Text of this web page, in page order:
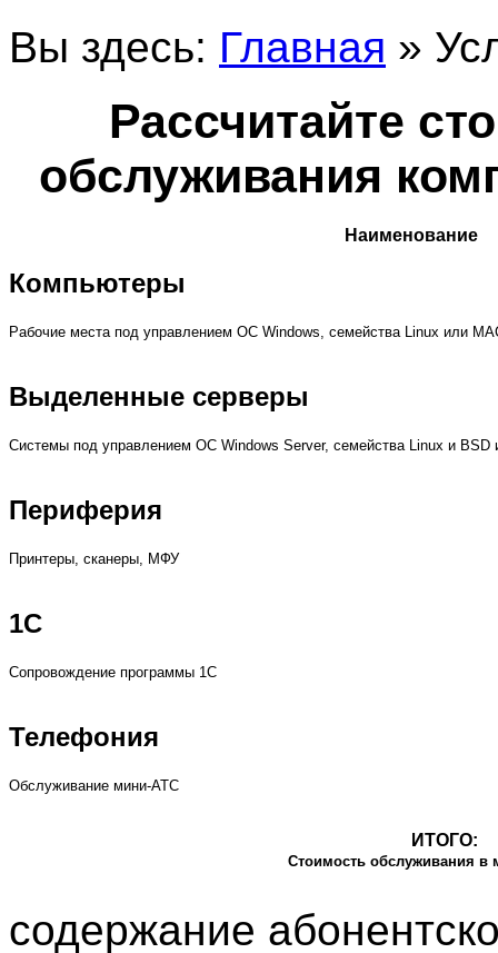
Вы здесь: Главная »
Рассчитайте
обслуживания
Наименование
Компьютеры
Рабочие места под управлением ОС Windows, семейства Linux или
Выделенные серверы
Системы под управлением ОС Windows Server, семейства Linux и BSD
Периферия
Принтеры, сканеры, МФУ
1С
Сопровождение программы 1С
Телефония
Обслуживание мини-АТС
ИТОГО:
Стоимость обслуживания в
содержание